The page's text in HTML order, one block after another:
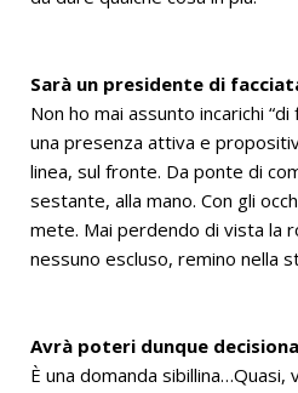
Sarà un presidente di
Non ho mai assunto incarichi “di
una presenza attiva e
linea, sul fronte. Da ponte di
sestante, alla mano. Con gli
mete. Mai perdendo di vista la
nessuno escluso, remino nella
Avrà poteri dunque
È una domanda sibillina…Quasi,